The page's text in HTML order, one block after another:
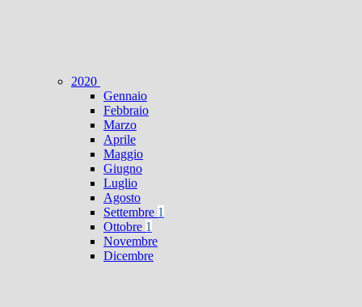
2020
Gennaio
Febbraio
Marzo
Aprile
Maggio
Giugno
Luglio
Agosto
Settembre 1
Ottobre 1
Novembre
Dicembre